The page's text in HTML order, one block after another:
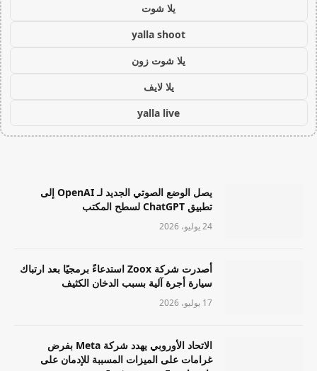
يلا شوت
yalla shoot
يلا شوت زون
يلا لايف
yalla live
يصل الوضع الصوتي الجديد لـ OpenAI إلى
تطبيق ChatGPT لسطح المكتب
24 يوليو، 2026
أصدرت شركة Zoox استدعاءً برمجيًا بعد ارتباك
سيارة أجرة آلية بسبب الدخان الكثيف
17 يوليو، 2026
الاتحاد الأوروبي يهدد شركة Meta بفرض
غرامات على الميزات المسببة للإدمان على